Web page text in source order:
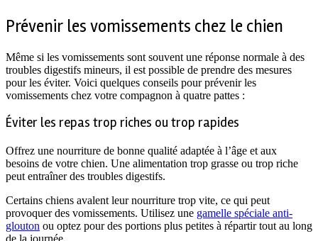
Prévenir les vomissements chez le chien
Même si les vomissements sont souvent une réponse normale à des
troubles digestifs mineurs, il est possible de prendre des mesures
pour les éviter. Voici quelques conseils pour prévenir les
vomissements chez votre compagnon à quatre pattes :
Éviter les repas trop riches ou trop rapides
Offrez une nourriture de bonne qualité adaptée à l’âge et aux
besoins de votre chien. Une alimentation trop grasse ou trop riche
peut entraîner des troubles digestifs.
Certains chiens avalent leur nourriture trop vite, ce qui peut
provoquer des vomissements. Utilisez une gamelle spéciale anti-
glouton ou optez pour des portions plus petites à répartir tout au long
de la journée.